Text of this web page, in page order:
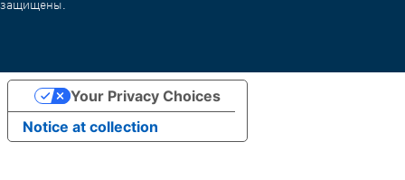
защищены.
Notice at collection
Your Privacy Choices